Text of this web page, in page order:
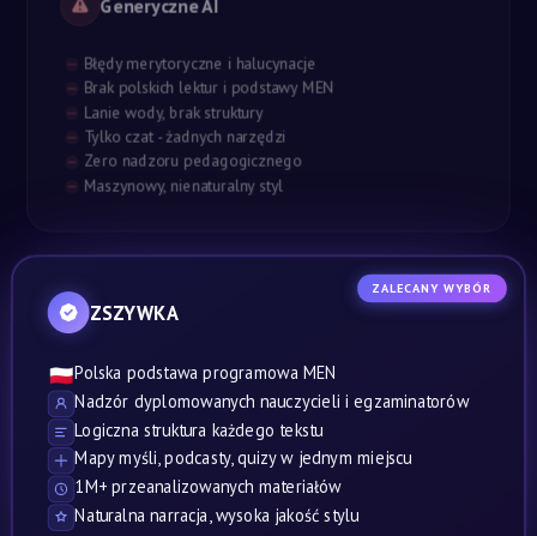
Generyczne AI
Błędy merytoryczne i halucynacje
Brak polskich lektur i podstawy MEN
Lanie wody, brak struktury
Tylko czat - żadnych narzędzi
Zero nadzoru pedagogicznego
Maszynowy, nienaturalny styl
ZALECANY WYBÓR
ZSZYWKA
🇵🇱Polska podstawa programowa MEN
Nadzór dyplomowanych nauczycieli i egzaminatorów
Logiczna struktura każdego tekstu
Mapy myśli, podcasty, quizy w jednym miejscu
1M+ przeanalizowanych materiałów
Naturalna narracja, wysoka jakość stylu